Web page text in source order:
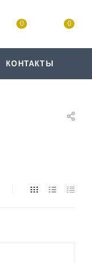
0 0
КОНТАКТЫ